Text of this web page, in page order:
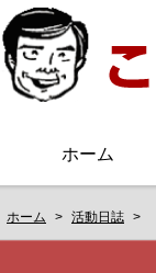
ホーム
ホーム 活動日誌